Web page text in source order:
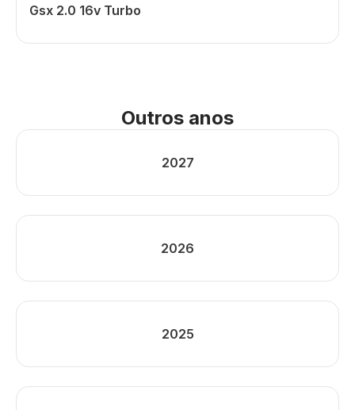
Gsx 2.0 16v Turbo
Outros anos
2027
2026
2025